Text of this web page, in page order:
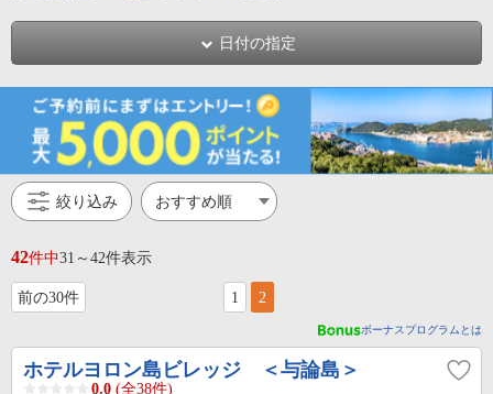
日付の指定
絞り込み
42件中31～42件表示
前の30件 1 2
ボーナスプログラムとは
ホテルヨロン島ビレッジ ＜与論島＞
0.0 (全38件)